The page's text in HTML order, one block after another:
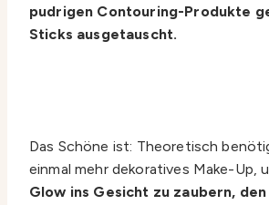
pudrigen Contouring-Produkte
Sticks ausgetauscht.
Das Schöne ist: Theoretisch
einmal mehr dekoratives Make-Up,
Glow ins Gesicht zu zaubern,